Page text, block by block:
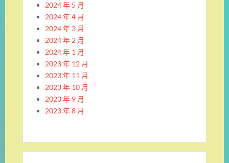
2024 年 5 月
2024 年 4 月
2024 年 3 月
2024 年 2 月
2024 年 1 月
2023 年 12 月
2023 年 11 月
2023 年 10 月
2023 年 9 月
2023 年 8 月